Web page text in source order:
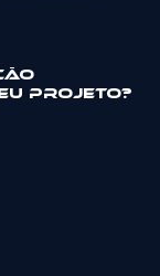
projeto?